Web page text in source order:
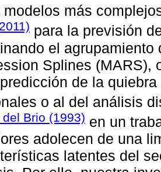
modelos más
para la previsión
el
Splines (MARS),
de la
o al del análisis
Brio (1993) en un
adolecen de una
latentes del